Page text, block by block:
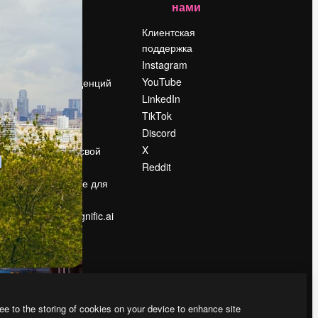
Поиск тенденций
События
Slidesgo
Продайте свой
контент
Помещение для
прессы
Ищете magnific.ai
нами
Клиентская
поддержка
Instagram
YouTube
LinkedIn
TikTok
Discord
X
Reddit
to the storing of cookies on your device to enhance site